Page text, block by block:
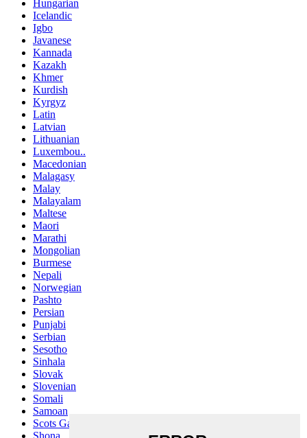
Hungarian
Icelandic
Igbo
Javanese
Kannada
Kazakh
Khmer
Kurdish
Kyrgyz
Latin
Latvian
Lithuanian
Luxembou..
Macedonian
Malagasy
Malay
Malayalam
Maltese
Maori
Marathi
Mongolian
Burmese
Nepali
Norwegian
Pashto
Persian
Punjabi
Serbian
Sesotho
Sinhala
Slovak
Slovenian
Somali
Samoan
Scots Gaelic